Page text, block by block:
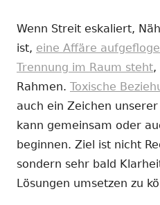
Wenn Streit eskaliert,
ist, eine Affäre
Trennung im Raum steht,
Rahmen. Toxische
auch ein Zeichen
kann gemeinsam oder
beginnen. Ziel ist nicht
sondern sehr bald
Lösungen umsetzen zu